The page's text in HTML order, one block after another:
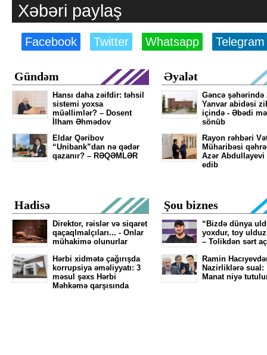
Xəbəri paylaş
Facebook Twitter Whatsapp Telegram
Gündəm
Hansı daha zəifdir: təhsil
sistemi yoxsa
müəllimlər? – Dosent
İlham Əhmədov
Eldar Qəribov
“Unibank”dan nə qədər
qazanır? – RƏQƏMLƏR
Əyalət
Gəncə şəhərində
Yanvar abidəsi
içində - Əbədi
sönüb
Rayon rəhbəri
Müharibəsi
Azər Abdullayevi
edib
Hadisə
Direktor, rəislər və siqaret
qaçaqlmalçıları... - Onlar
mühakimə olunurlar
Hərbi xidmətə çağırışda
korrupsiya əməliyyatı: 3
məsul şəxs Hərbi
Məhkəmə qarşısında
Şou biznes
“Bizdə dünya
yoxdur, toy
– Tolikdən sərt
Ramin
Nazirliklərə sual:
Manat niyə